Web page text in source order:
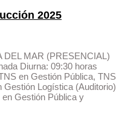
2025
DEL MAR (PRESENCIAL)
Diurna: 09:30 horas
en Gestión Pública, TNS
Logística (Auditorio)
Gestión Pública y